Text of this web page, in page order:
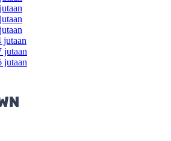
jutaan
jutaan
jutaan